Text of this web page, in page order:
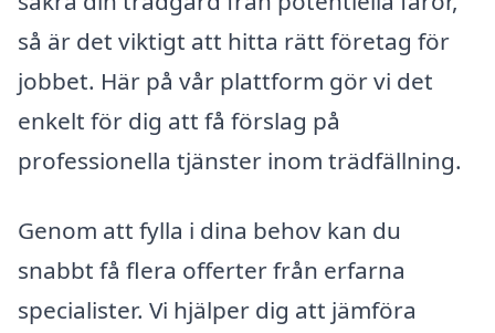
så är det viktigt att hitta rätt företag för
jobbet. Här på vår plattform gör vi det
enkelt för dig att få förslag på
professionella tjänster inom trädfällning.
Genom att fylla i dina behov kan du
snabbt få flera offerter från erfarna
specialister. Vi hjälper dig att jämföra